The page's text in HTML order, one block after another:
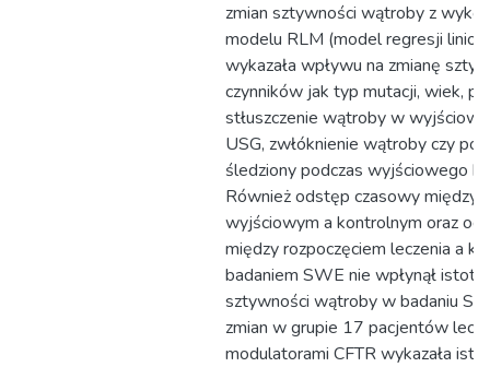
zmian sztywności wątroby z
modelu RLM (model regresji
wykazała wpływu na zmianę
czynników jak typ mutacji, wiek,
stłuszczenie wątroby w
USG, zwłóknienie wątroby czy
śledziony podczas wyjściowego
Również odstęp czasowy między
wyjściowym a kontrolnym oraz
między rozpoczęciem leczenia a
badaniem SWE nie wpłynął
sztywności wątroby w badaniu
zmian w grupie 17 pacjentów
modulatorami CFTR wykazała